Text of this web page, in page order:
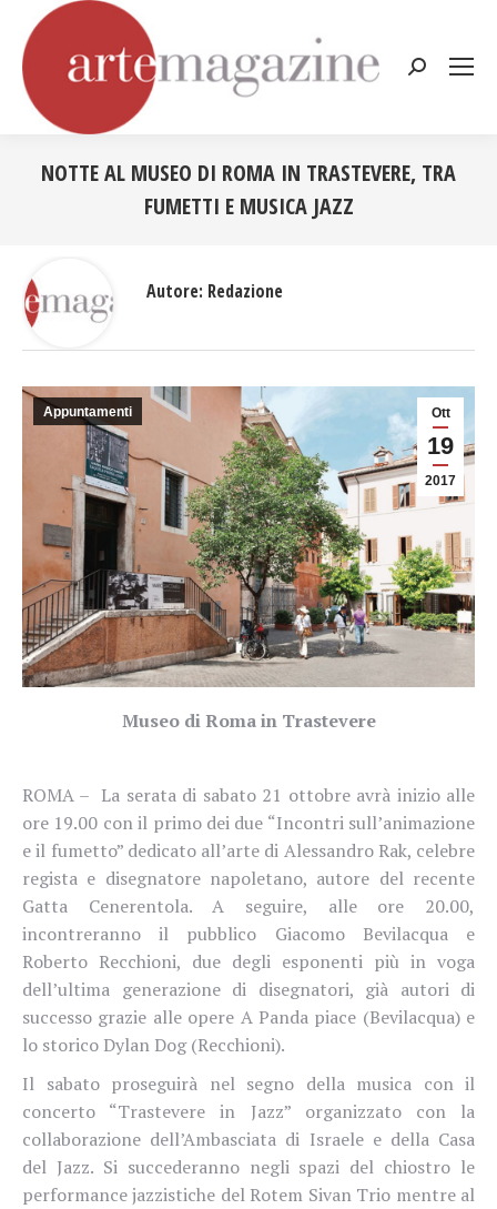
Cerca:
NOTTE AL MUSEO DI ROMA IN TRASTEVERE, TRA
FUMETTI E MUSICA JAZZ
Ott
19
2017
Appuntamenti
Museo di Roma in Trastevere
ROMA – La serata di sabato 21 ottobre avrà inizio alle
ore 19.00 con il primo dei due “Incontri sull’animazione
e il fumetto” dedicato all’arte di Alessandro Rak, celebre
regista e disegnatore napoletano, autore del recente
Gatta Cenerentola. A seguire, alle ore 20.00,
incontreranno il pubblico Giacomo Bevilacqua e
Roberto Recchioni, due degli esponenti più in voga
dell’ultima generazione di disegnatori, già autori di
successo grazie alle opere A Panda piace (Bevilacqua) e
lo storico Dylan Dog (Recchioni).
Il sabato proseguirà nel segno della musica con il
concerto “Trastevere in Jazz” organizzato con la
collaborazione dell’Ambasciata di Israele e della Casa
del Jazz. Si succederanno negli spazi del chiostro le
performance jazzistiche del Rotem Sivan Trio mentre al
Autore: Redazione